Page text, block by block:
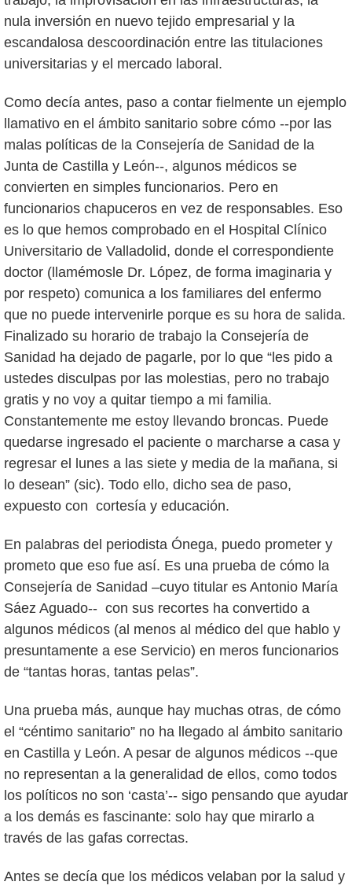
nula inversión en nuevo tejido empresarial y la
escandalosa descoordinación entre las titulaciones
universitarias y el mercado laboral.
Como decía antes, paso a contar fielmente un ejemplo
llamativo en el ámbito sanitario sobre cómo --por las
malas políticas de la Consejería de Sanidad de la
Junta de Castilla y León--, algunos médicos se
convierten en simples funcionarios. Pero en
funcionarios chapuceros en vez de responsables. Eso
es lo que hemos comprobado en el Hospital Clínico
Universitario de Valladolid, donde el correspondiente
doctor (llamémosle Dr. López, de forma imaginaria y
por respeto) comunica a los familiares del enfermo
que no puede intervenirle porque es su hora de salida.
Finalizado su horario de trabajo la Consejería de
Sanidad ha dejado de pagarle, por lo que “les pido a
ustedes disculpas por las molestias, pero no trabajo
gratis y no voy a quitar tiempo a mi familia.
Constantemente me estoy llevando broncas. Puede
quedarse ingresado el paciente o marcharse a casa y
regresar el lunes a las siete y media de la mañana, si
lo desean” (sic). Todo ello, dicho sea de paso,
expuesto con cortesía y educación.
En palabras del periodista Ónega, puedo prometer y
prometo que eso fue así. Es una prueba de cómo la
Consejería de Sanidad –cuyo titular es Antonio María
Sáez Aguado-- con sus recortes ha convertido a
algunos médicos (al menos al médico del que hablo y
presuntamente a ese Servicio) en meros funcionarios
de “tantas horas, tantas pelas”.
Una prueba más, aunque hay muchas otras, de cómo
el “céntimo sanitario” no ha llegado al ámbito sanitario
en Castilla y León. A pesar de algunos médicos --que
no representan a la generalidad de ellos, como todos
los políticos no son ‘casta’-- sigo pensando que ayudar
a los demás es fascinante: solo hay que mirarlo a
través de las gafas correctas.
Antes se decía que los médicos velaban por la salud y